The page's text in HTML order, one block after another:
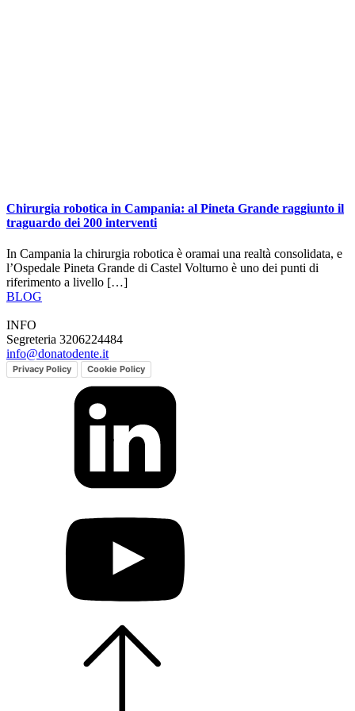
Chirurgia robotica in Campania: al Pineta Grande raggiunto il
traguardo dei 200 interventi
In Campania la chirurgia robotica è oramai una realtà consolidata, e
l’Ospedale Pineta Grande di Castel Volturno è uno dei punti di
riferimento a livello […]
BLOG
INFO
Segreteria 3206224484
info@donatodente.it
Privacy Policy Cookie Policy